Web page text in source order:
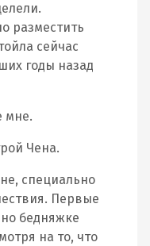
разместить
сейчас
годы назад
мне.
Чена.
специально
Первые
бедняжке
на то, что